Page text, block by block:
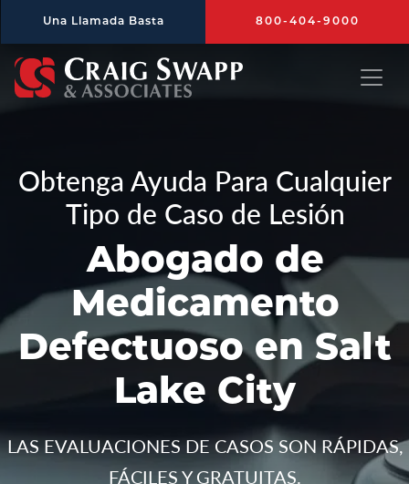
Una Llamada Basta 800-404-9000
Obtenga Ayuda Para Cualquier
Tipo de Caso de Lesión
Abogado de
Medicamento
Defectuoso en Salt
Lake City
LAS EVALUACIONES DE CASOS SON RÁPIDAS,
FÁCILES Y GRATUITAS.